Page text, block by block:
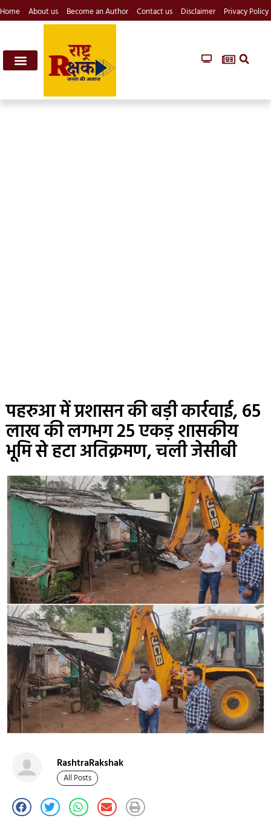
Home About us Become an Author Contact us Disclaimer Privacy Policy
पहरुआ में प्रशासन की बड़ी कार्रवाई, 65
लाख की लगभग 25 एकड़ शासकीय
भूमि से हटा अतिक्रमण, चली जेसीबी
RashtraRakshak
All Posts